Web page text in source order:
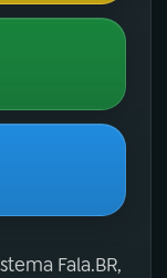
Fala.BR,